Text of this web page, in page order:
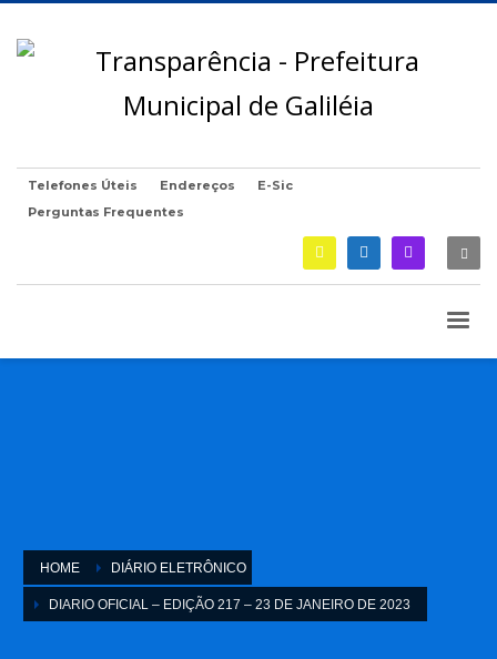
Telefones Úteis Endereços
E-Sic
Perguntas Frequentes
HOME DIÁRIO ELETRÔNICO
DIARIO OFICIAL – EDIÇÃO 217 – 23 DE JANEIRO DE 2023